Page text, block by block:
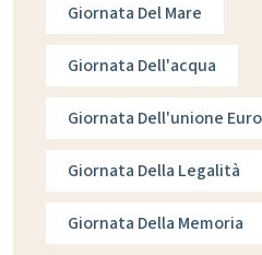
Giornata Del Mare
Giornata Dell'acqua
Giornata Dell'unione
Giornata Della Legalità
Giornata Della Memoria